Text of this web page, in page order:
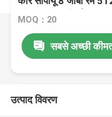
सीएम 818-ग्रीन के साथ
MOQ：20
सबसे अच्छी
उत्पाद विवरण